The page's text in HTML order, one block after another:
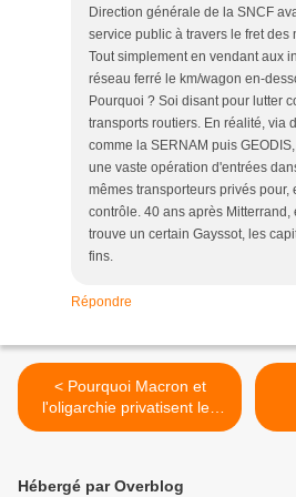
Direction générale de la SNCF
service public à travers le fret des
Tout simplement en vendant aux
réseau ferré le km/wagon en-
Pourquoi ? Soi disant pour lutter
transports routiers. En réalité, via
comme la SERNAM puis
une vaste opération d'entrées
mêmes transporteurs privés pour,
contrôle. 40 ans après Mitterrand,
trouve un certain Gayssot, les
fins.
Répondre
< Pourquoi Macron et
l'oligarchie privatisent les
services publics ? Pour
Hébergé par Overblog